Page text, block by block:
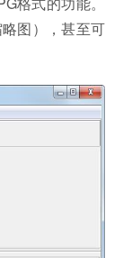
图），甚至可